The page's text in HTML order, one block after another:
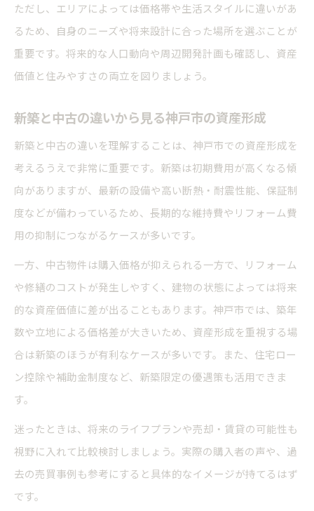
ただし、エリアによっては価格帯や生活スタイルに違いがあ
るため、自身のニーズや将来設計に合った場所を選ぶことが
重要です。将来的な人口動向や周辺開発計画も確認し、資産
価値と住みやすさの両立を図りましょう。
新築と中古の違いから見る神戸市の資産形成
新築と中古の違いを理解することは、神戸市での資産形成を
考えるうえで非常に重要です。新築は初期費用が高くなる傾
向がありますが、最新の設備や高い断熱・耐震性能、保証制
度などが備わっているため、長期的な維持費やリフォーム費
用の抑制につながるケースが多いです。
一方、中古物件は購入価格が抑えられる一方で、リフォーム
や修繕のコストが発生しやすく、建物の状態によっては将来
的な資産価値に差が出ることもあります。神戸市では、築年
数や立地による価格差が大きいため、資産形成を重視する場
合は新築のほうが有利なケースが多いです。また、住宅ロー
ン控除や補助金制度など、新築限定の優遇策も活用できま
す。
迷ったときは、将来のライフプランや売却・賃貸の可能性も
視野に入れて比較検討しましょう。実際の購入者の声や、過
去の売買事例も参考にすると具体的なイメージが持てるはず
です。